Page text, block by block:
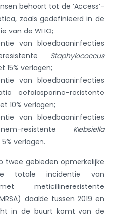
behoort tot de ‘Access’-
zoals gedefinieerd in de
van de WHO;
van bloedbaaninfecties
Staphylococcus
15% verlagen;
van bloedbaaninfecties
cefalosporine-resistente
10% verlagen;
van bloedbaaninfecties
resistente Klebsiella
verlagen.
twee gebieden opmerkelijke
totale incidentie van
meticillineresistente
daalde tussen 2019 en
in de buurt komt van de